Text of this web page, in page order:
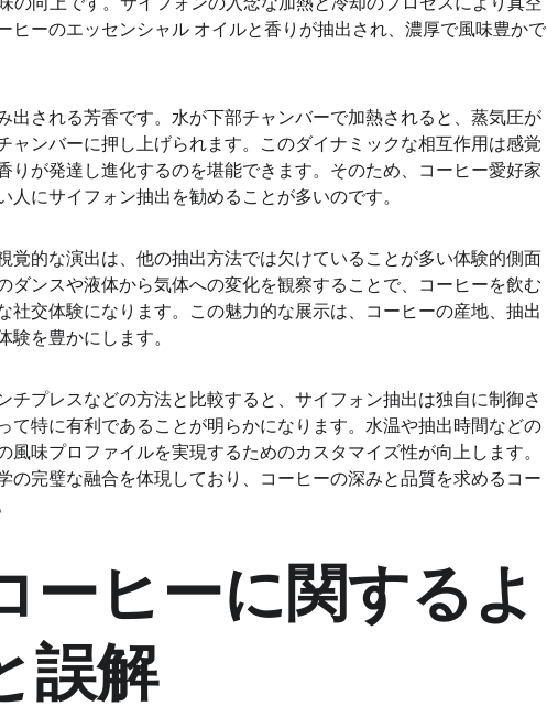
ヒーのエッセンシャル オイルと香りが抽出され、濃厚で風味豊かで
出される芳香です。水が下部チャンバーで加熱されると、蒸気圧が
ャンバーに押し上げられます。このダイナミックな相互作用は感覚
りが発達し進化するのを堪能できます。そのため、コーヒー愛好家
にサイフォン抽出を勧めることが多いのです。
覚的な演出は、他の抽出方法では欠けていることが多い体験的側面
ダンスや液体から気体への変化を観察することで、コーヒーを飲む
社交体験になります。この魅力的な展示は、コーヒーの産地、抽出
験を豊かにします。
チプレスなどの方法と比較すると、サイフォン抽出は独自に制御さ
て特に有利であることが明らかになります。水温や抽出時間などの
味プロファイルを実現するためのカスタマイズ性が向上します。
の完璧な融合を体現しており、コーヒーの深みと品質を求めるコー
ーヒーに関するよ
誤解